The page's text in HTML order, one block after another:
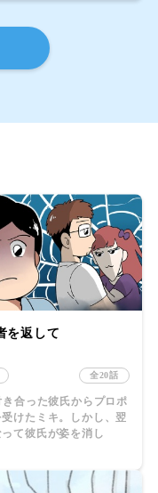
を返して
全20話
き合った彼氏からプロポ
けたミキ。しかし、翌
って彼氏が姿を消し